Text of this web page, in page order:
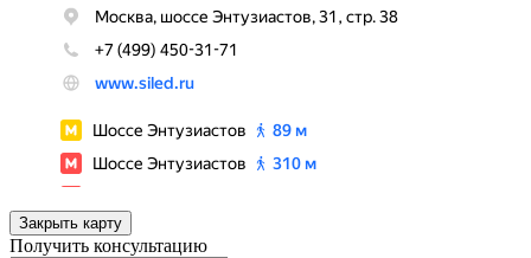
Закрыть карту
Получить консультацию